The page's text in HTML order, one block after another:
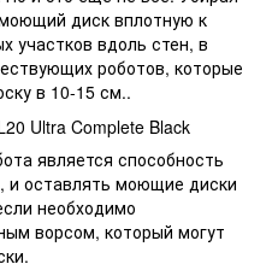
диск вплотную к
участков вдоль стен, в
роботов, которые
в 10-15 см..
является способность
и оставлять моющие диски
необходимо
ворсом, который могут